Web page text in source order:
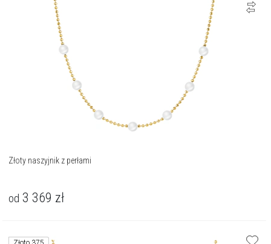
Złoty naszyjnik z perłami
od 3 369 zł